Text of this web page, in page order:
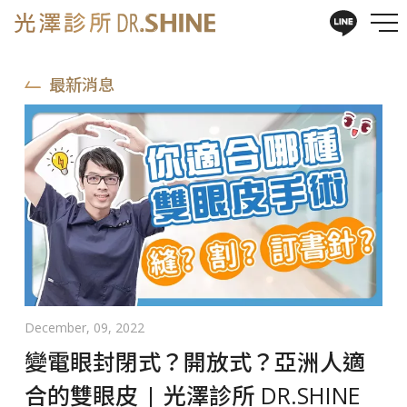
最新消息
December, 09, 2022
變電眼封閉式？開放式？亞洲人適
合的雙眼皮 | 光澤診所 DR.SHINE